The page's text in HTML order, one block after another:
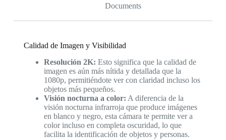
Documents
Calidad de Imagen y Visibilidad
Resolución 2K: Esto significa que la calidad de
imagen es aún más nítida y detallada que la
1080p, permitiéndote ver con claridad incluso los
objetos más pequeños.
Visión nocturna a color: A diferencia de la
visión nocturna infrarroja que produce imágenes
en blanco y negro, esta cámara te permite ver a
color incluso en completa oscuridad, lo que
facilita la identificación de objetos y personas.